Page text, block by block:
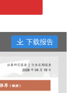
下载报告